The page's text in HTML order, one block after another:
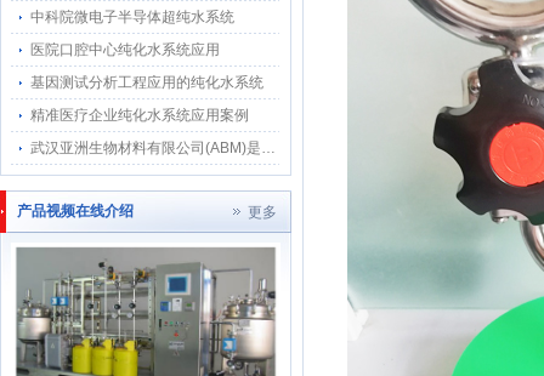
中科院微电子半导体超纯水系统
医院口腔中心纯化水系统应用
基因测试分析工程应用的纯化水系统
精准医疗企业纯化水系统应用案例
武汉亚洲生物材料有限公司(ABM)是武...
产品视频在线介绍 更多